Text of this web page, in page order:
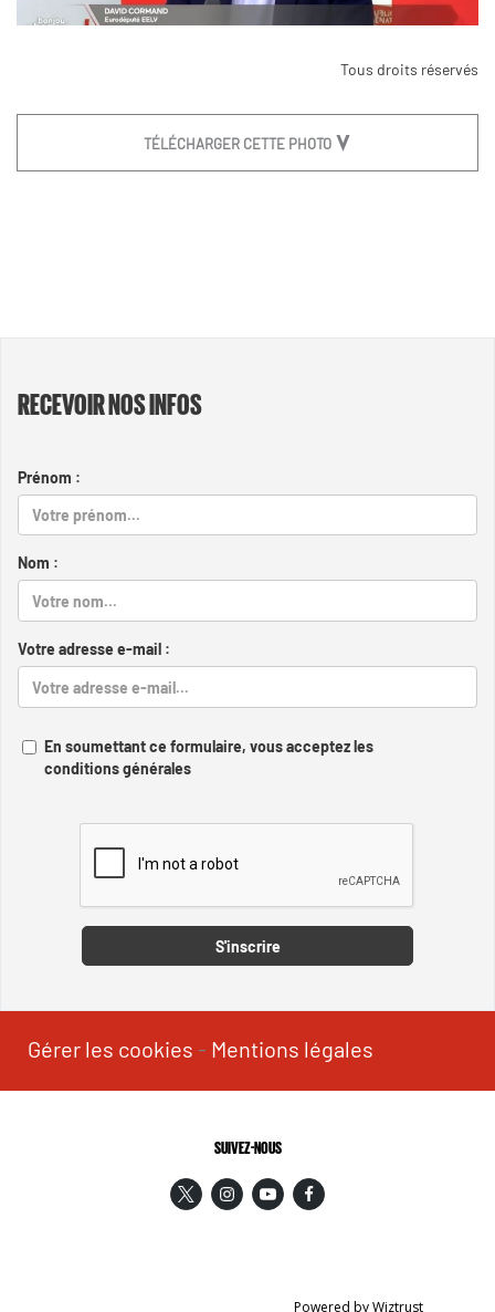
Tous droits réservés
TÉLÉCHARGER CETTE PHOTO
RECEVOIR NOS INFOS
Prénom :
Nom :
Votre adresse e-mail :
En soumettant ce formulaire, vous acceptez les
conditions générales
S'inscrire
Gérer les cookies - Mentions légales
SUIVEZ-NOUS
Powered by Wiztrust